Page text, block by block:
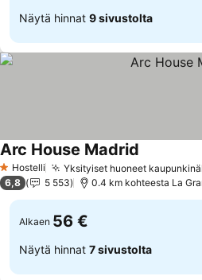
Näytä hinnat 9 sivustolta
1 Tähtiluokitus
Hostelli Yksityiset huoneet
Arc House Madrid
6,8 5 553 0.4 km kohteesta La
Alkaen 56 €
Näytä hinnat 7 sivustolta